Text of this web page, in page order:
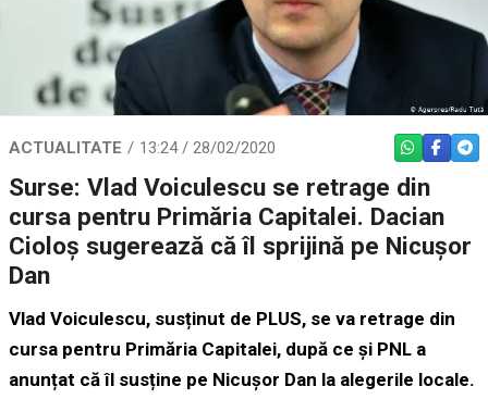
ACTUALITATE 13:24 / 28/02/2020 WHATSAPP
Surse: Vlad Voiculescu se retrage din
cursa pentru Primăria Capitalei. Dacian
Cioloș sugerează că îl sprijină pe Nicușor
Dan
Vlad Voiculescu, susținut de PLUS, se va retrage din
cursa pentru Primăria Capitalei, după ce și PNL a
anunțat că îl susține pe Nicușor Dan la alegerile locale.